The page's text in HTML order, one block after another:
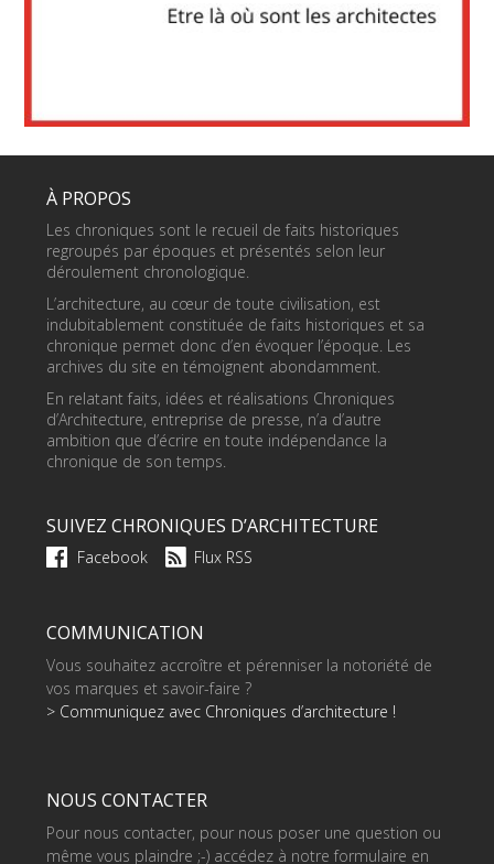
À PROPOS
Les chroniques sont le recueil de faits historiques
regroupés par époques et présentés selon leur
déroulement chronologique.
L’architecture, au cœur de toute civilisation, est
indubitablement constituée de faits historiques et sa
chronique permet donc d’en évoquer l’époque. Les
archives du site en témoignent abondamment.
En relatant faits, idées et réalisations Chroniques
d’Architecture, entreprise de presse, n’a d’autre
ambition que d’écrire en toute indépendance la
chronique de son temps.
SUIVEZ CHRONIQUES D’ARCHITECTURE
Facebook Flux RSS
COMMUNICATION
Vous souhaitez accroître et pérenniser la notoriété de
vos marques et savoir-faire ?
> Communiquez avec Chroniques d’architecture !
NOUS CONTACTER
Pour nous contacter, pour nous poser une question ou
même vous plaindre ;-) accédez à notre formulaire en